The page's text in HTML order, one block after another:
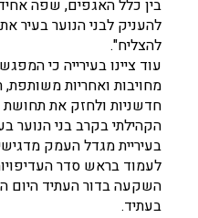
בין כלל האגפים, שפה
להעניק לבני הנוער בעיר
להצליח".
עוד ציינו בעירייה כי
מחויבות ואחריות משותפת,
חדשניות ולחזק את תחושת
הקהילתי בקרב בני הנוער
בעיריית מגדל העמק
לעמוד בראש סדר
השקעה בדור העתיד היום
בעתיד.